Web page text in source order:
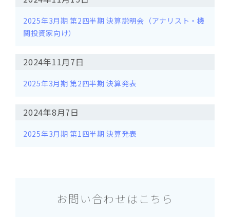
2025年3月期 第2四半期 決算説明会（アナリスト・機
関投資家向け）
2024年11月7日
2025年3月期 第2四半期 決算発表
2024年8月7日
2025年3月期 第1四半期 決算発表
お問い合わせはこちら